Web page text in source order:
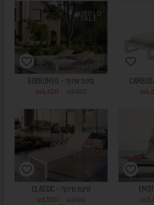
₪
מיטת שיזוף – BORROMEO
5,522
₪4,420
HIGOLD
SALE
₪
מיטת שיזוף – CLASSIC
1,902
₪1,520